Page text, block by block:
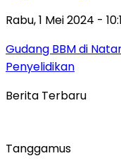
Rabu, 1 Mei 2024 -
Gudang BBM di
Penyelidikan
Berita Terbaru
Tanggamus